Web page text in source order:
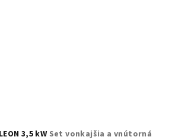
3,5 kW Set vonkajšia a vnútorná